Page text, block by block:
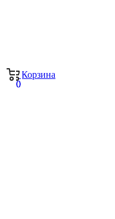
Корзина
0
0